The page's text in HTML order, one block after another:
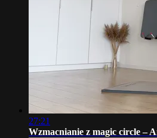
27:21
Wzmacnianie z magic circle –